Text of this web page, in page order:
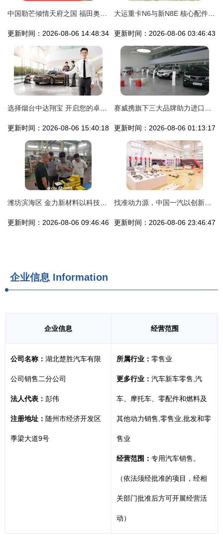
更新时间：2026-08-06 14:48:34 更新时间：2026-08-06 03:46:43
更新时间：2026-08-06 15:40:18 更新时间：2026-08-06 01:13:17
更新时间：2026-08-06 09:46:46 更新时间：2026-08-06 23:46:47
企业信息 Information
企业信息 经营范围
公司名称： 湖北楚胜汽车有限
公司销售二分公司
法人代表： 彭伟
注册地址： 随州市经济开发区
季梁大道9号
所属行业： 零售业
更多行业： 汽车新车零售,汽
车、摩托车、零配件和燃料及
其他动力销售,零售业,批发和零
售业
经营范围： 专用汽车销售。
（依法须经批准的项目，经相
关部门批准后方可开展经营活
动）